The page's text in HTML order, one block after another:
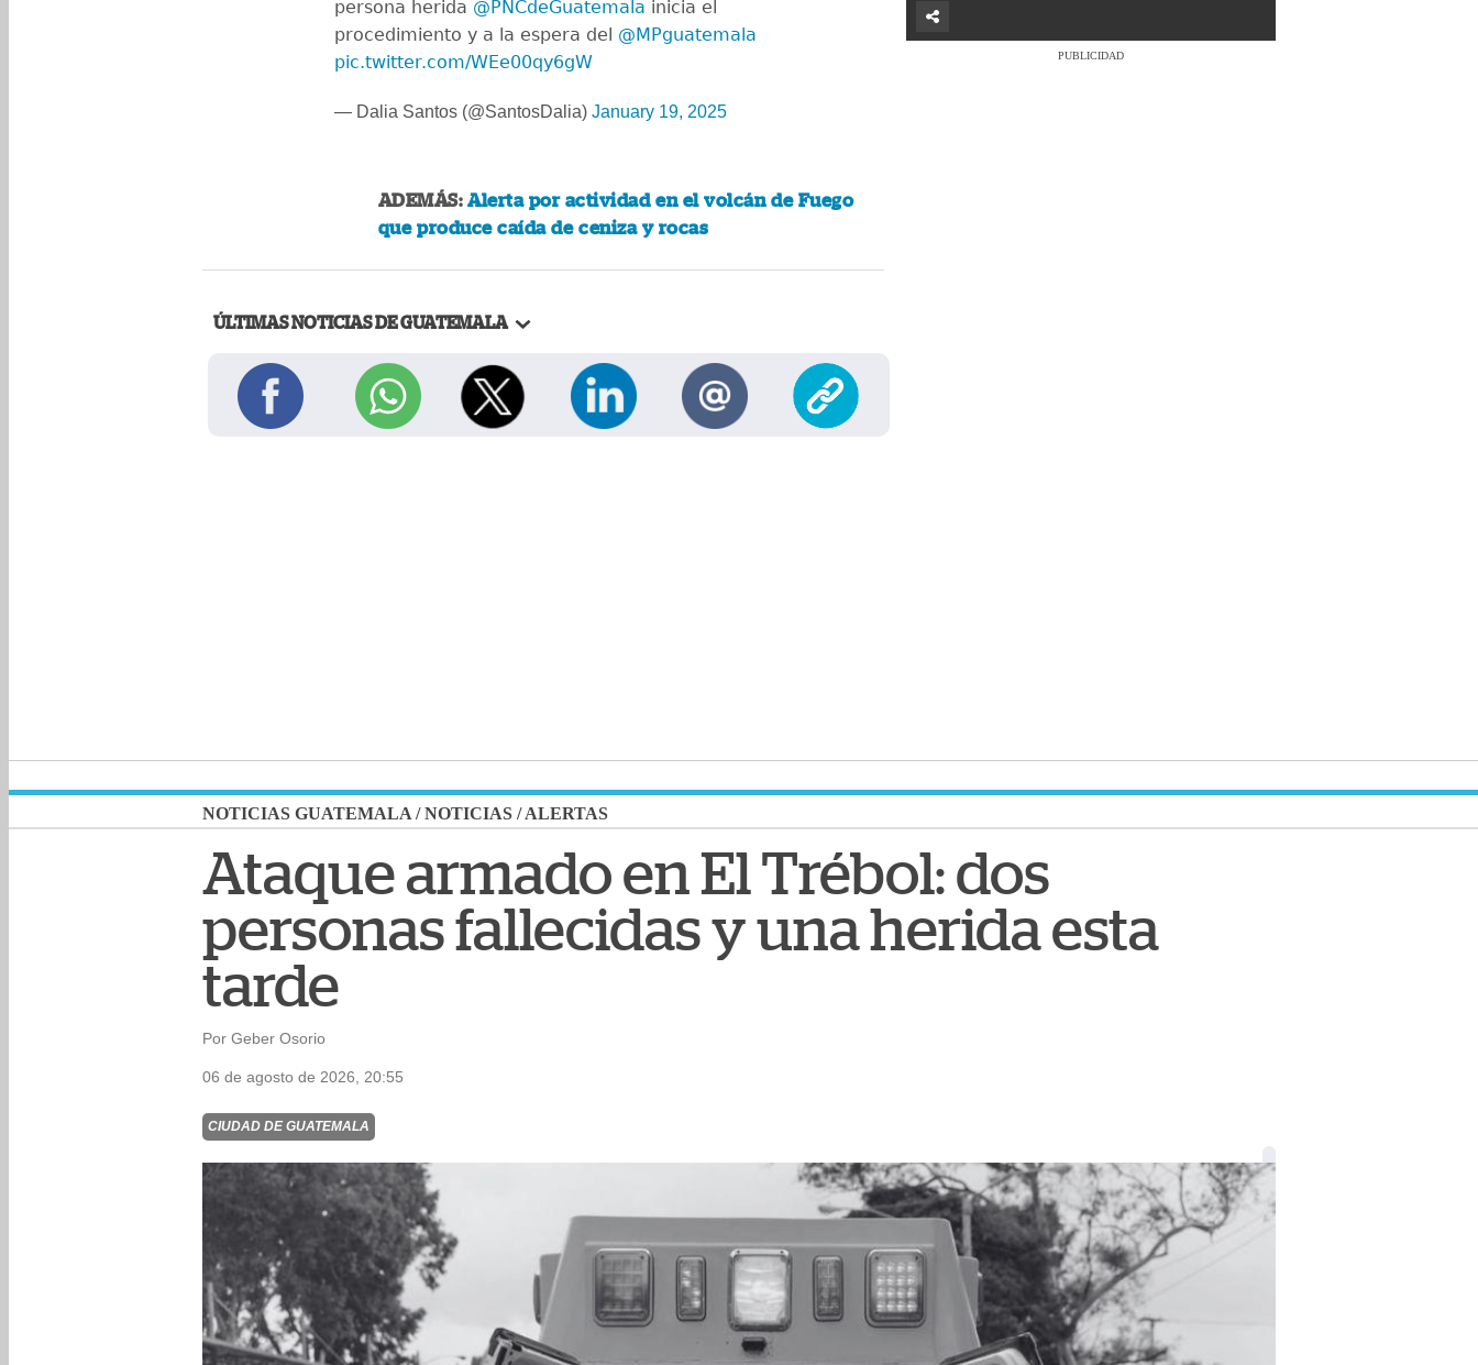
persona herida @PNCdeGuatemala inicia el
procedimiento y a la espera del @MPguatemala
pic.twitter.com/WEe00qy6gW
— Dalia Santos (@SantosDalia) January 19, 2025
ADEMÁS:Alerta por actividad en el volcán de Fuego
que produce caída de ceniza y rocas
ÚLTIMAS NOTICIAS DE GUATEMALA
PUBLICIDAD
NOTICIAS GUATEMALA /NOTICIAS /ALERTAS
Ataque armado en El Trébol: dos
personas fallecidas y una herida esta
tarde
Por Geber Osorio
06 de agosto de 2026, 20:55
CIUDAD DE GUATEMALA